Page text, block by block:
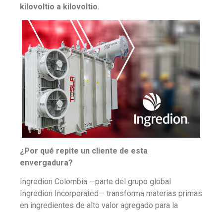
kilovoltio a kilovoltio.
¿Por qué repite un cliente de esta
envergadura?
Ingredion Colombia —parte del grupo global
Ingredion Incorporated— transforma materias primas
en ingredientes de alto valor agregado para la